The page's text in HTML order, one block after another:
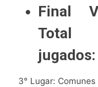
Final
Total
jugados:
3° Lugar: